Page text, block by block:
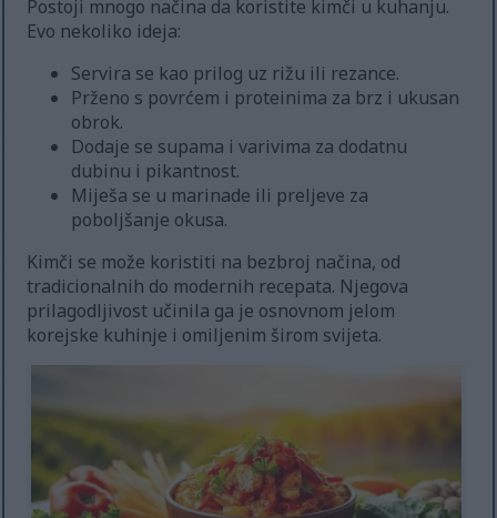
Postoji mnogo načina da koristite kimči u kuhanju.
Evo nekoliko ideja:
Servira se kao prilog uz rižu ili rezance.
Prženo s povrćem i proteinima za brz i ukusan
obrok.
Dodaje se supama i varivima za dodatnu
dubinu i pikantnost.
Miješa se u marinade ili preljeve za
poboljšanje okusa.
Kimči se može koristiti na bezbroj načina, od
tradicionalnih do modernih recepata. Njegova
prilagodljivost učinila ga je osnovnom jelom
korejske kuhinje i omiljenim širom svijeta.